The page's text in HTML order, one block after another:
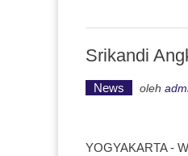
Srikandi
News oleh
YOGYAKARTA -